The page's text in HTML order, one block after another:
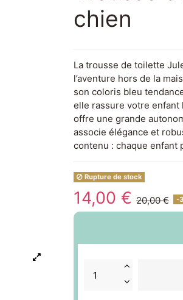
chien
La trousse de toilette
l’aventure hors de la
son coloris bleu
elle rassure votre enfant
offre une grande
associe élégance et
contenu : chaque enfant
Rupture de stock
14,00 € 20,00 € -